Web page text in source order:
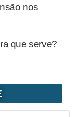
nos
que serve?